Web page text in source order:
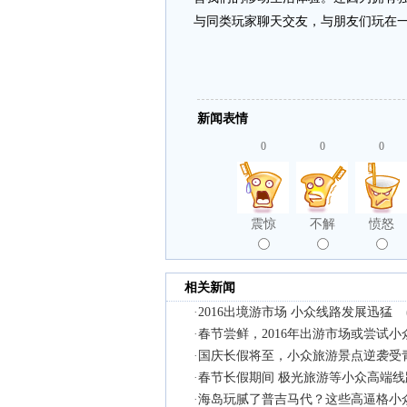
与同类玩家聊天交友，与朋友们玩在
新闻表情
0
震惊
0
不解
0
愤怒
相关新闻
·2016出境游市场 小众线路发展迅猛
·春节尝鲜，2016年出游市场或尝试小
· 国庆长假将至，小众旅游景点逆袭受
·春节长假期间 极光旅游等小众高端
·海岛玩腻了普吉马代？这些高逼格小